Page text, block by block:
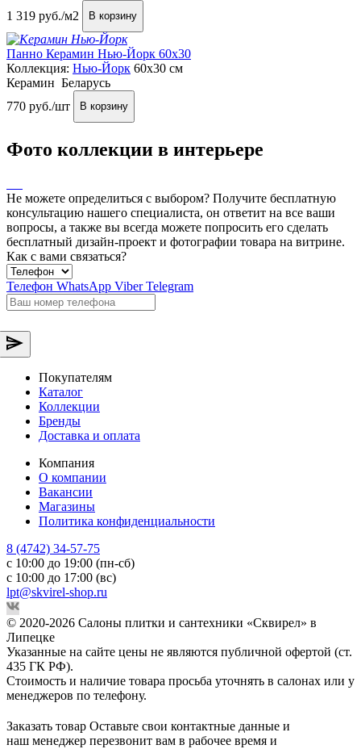
1 319 руб./м2 В корзину
Панно Керамин Нью-Йорк 60x30
Коллекция: Нью-Йорк 60x30 см
Керамин Беларусь
770 руб./шт В корзину
Фото коллекции в интерьере
Не можете определиться с выбором? Получите бесплатную
консультацию нашего специалиста, он ответит на все ваши
вопросы, а также вы всегда можете попросить его сделать
бесплатный дизайн-проект и фотографии товара на витрине.
Как с вами связаться?
Телефон WhatsApp ViberTelegram
Покупателям
Каталог
Коллекции
Бренды
Доставка и оплата
Компания
О компании
Вакансии
Магазины
Политика конфиденциальности
8 (4742) 34-57-75
с 10:00 до 19:00 (пн-сб)
с 10:00 до 17:00 (вс)
lpt@skvirel-shop.ru
© 2020-2026 Салоны плитки и сантехники «Сквирел» в
Липецке
Указанные на сайте цены не являются публичной офертой (ст.
435 ГК РФ).
Стоимость и наличие товара просьба уточнять в салонах или у
менеджеров по телефону.
Заказать товар Оставьте свои контактные данные и
наш менеджер перезвонит вам в рабочее время и